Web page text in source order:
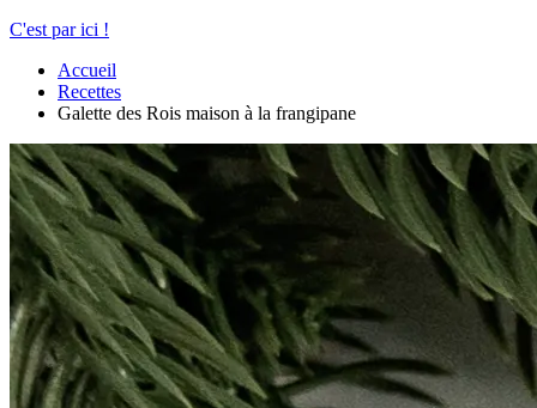
C'est par ici !
Accueil
Recettes
Galette des Rois maison à la frangipane